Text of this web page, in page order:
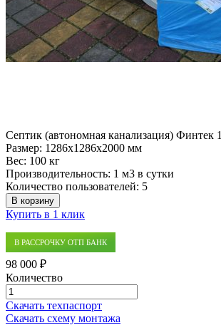
Септик (автономная канализация) Финтек 1
Размер: 1286x1286x2000 мм
Вес: 100 кг
Производительность: 1 м3 в сутки
Количество пользователей: 5
В корзину
Купить в 1 клик
В РАССРОЧКУ ОТП БАНК
98 000 ₽
Количество
Количество
товара
Септик
Скачать техпаспорт
Скачать схему монтажа